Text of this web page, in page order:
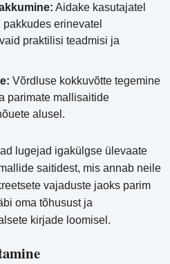
Aidake kasutajatel
erinevatel
praktilisi teadmisi ja
Võrdluse kokkuvõtte tegemine
parimate mallisaitide
alusel.
lugejad igakülgse ülevaate
saitidest, mis annab neile
vajaduste jaoks parim
oma tõhusust ja
kirjade loomisel.